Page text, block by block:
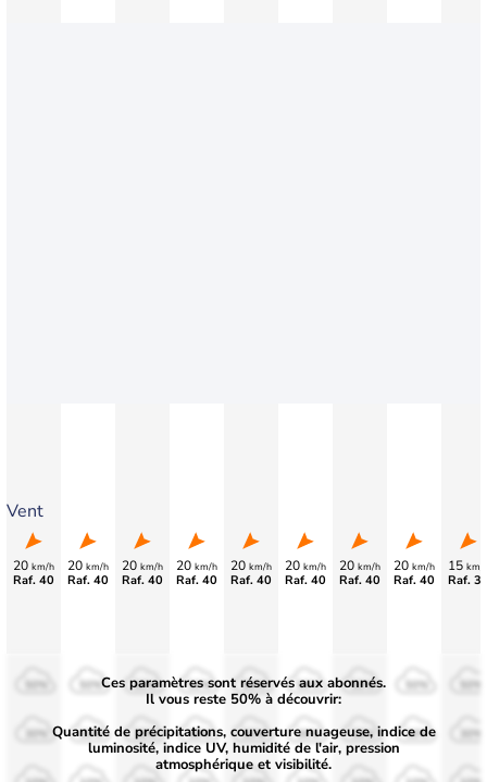
Vent
20 km/h
Raf. 40
20 km/h
Raf. 40
20 km/h
Raf. 40
20 km/h
Raf. 40
20 km/h
Raf. 40
20 km/h
Raf. 40
20 km/h
Raf. 40
20 km/h
Raf. 40
15 km/
Raf.
50%
30%
50%
30%
50%
30%
50%
30%
50%
30%
50%
30%
50%
30%
Ces paramètres sont réservés aux abonnés.
Il vous reste 50% à découvrir:
Quantité de précipitations, couverture nuageuse, indice de
luminosité, indice UV, humidité de l'air, pression
atmosphérique et visibilité.